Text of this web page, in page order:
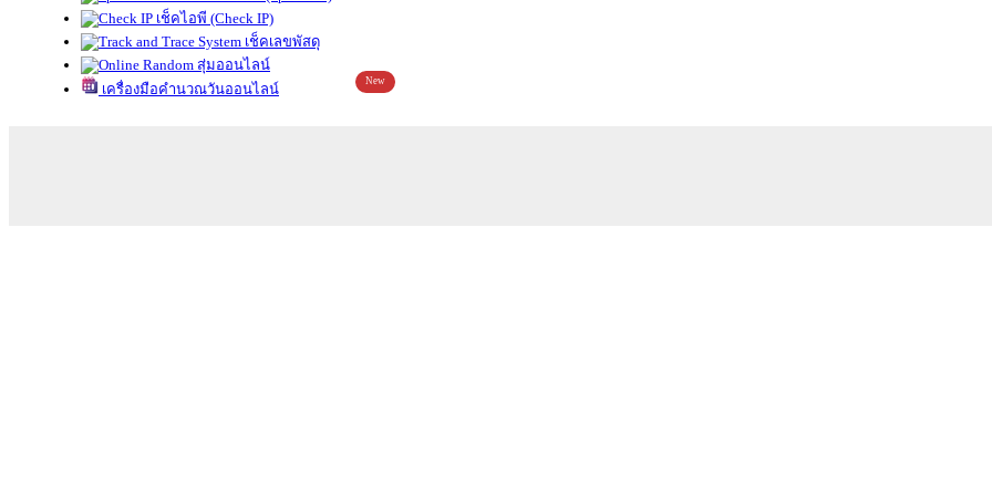
เช็คไอพี (Check IP)
เช็คเลขพัสดุ
สุ่มออนไลน์
เครื่องมือคำนวณวันออนไลน์
New